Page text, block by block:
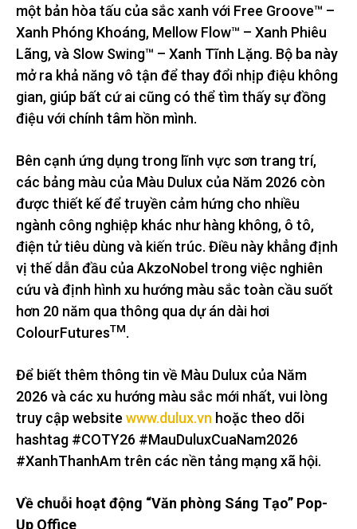
một bản hòa tấu của sắc xanh với Free Groove™ –
Xanh Phóng Khoáng, Mellow Flow™ – Xanh Phiêu
Lãng, và Slow Swing™ – Xanh Tĩnh Lặng. Bộ ba này
mở ra khả năng vô tận để thay đổi nhịp điệu không
gian, giúp bất cứ ai cũng có thể tìm thấy sự đồng
điệu với chính tâm hồn mình.
Bên cạnh ứng dụng trong lĩnh vực sơn trang trí,
các bảng màu của Màu Dulux của Năm 2026 còn
được thiết kế để truyền cảm hứng cho nhiều
ngành công nghiệp khác như hàng không, ô tô,
điện tử tiêu dùng và kiến trúc. Điều này khẳng định
vị thế dẫn đầu của AkzoNobel trong việc nghiên
cứu và định hình xu hướng màu sắc toàn cầu suốt
hơn 20 năm qua thông qua dự án dài hơi
ColourFuturesTM.
Để biết thêm thông tin về Màu Dulux của Năm
2026 và các xu hướng màu sắc mới nhất, vui lòng
truy cập website www.dulux.vn hoặc theo dõi
hashtag #COTY26 #MauDuluxCuaNam2026
#XanhThanhAm trên các nền tảng mạng xã hội.
Về chuỗi hoạt động “Văn phòng Sáng Tạo” Pop-
Up Office